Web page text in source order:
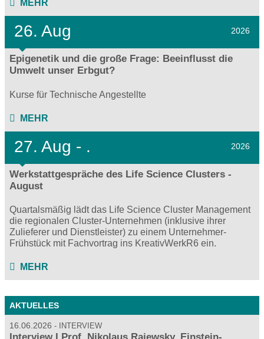
MEHR
26. Aug 2026
Epigenetik und die große Frage: Beeinflusst die
Umwelt unser Erbgut?
Kurse für Technische Angestellte
MEHR
27. Aug - . 2026
Werkstattgespräche des Life Science Clusters -
August
Quartalsmäßig lädt das Life Science Cluster Management
die regionalen Cluster-Unternehmen (inklusive ihrer
Zulieferer und Dienstleister) zu einem Unternehmer-
Frühstück mit Fachvortrag ins KreativWerkR6 ein.
MEHR
AKTUELLES
16.06.2026 INTERVIEW